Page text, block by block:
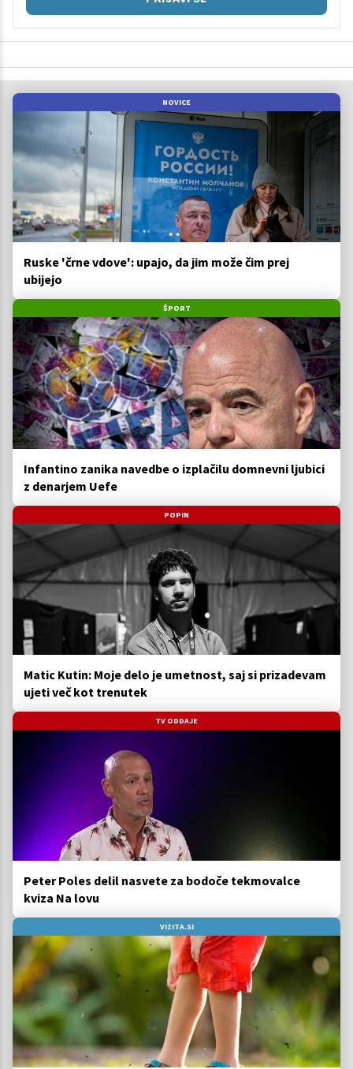
NOVICE
Ruske 'črne vdove': upajo, da jim može čim prej
ubijejo
ŠPORT
Infantino zanika navedbe o izplačilu domnevni ljubici
z denarjem Uefe
POPIN
Matic Kutin: Moje delo je umetnost, saj si prizadevam
ujeti več kot trenutek
TV ODDAJE
Peter Poles delil nasvete za bodoče tekmovalce
kviza Na lovu
VIZITA.SI